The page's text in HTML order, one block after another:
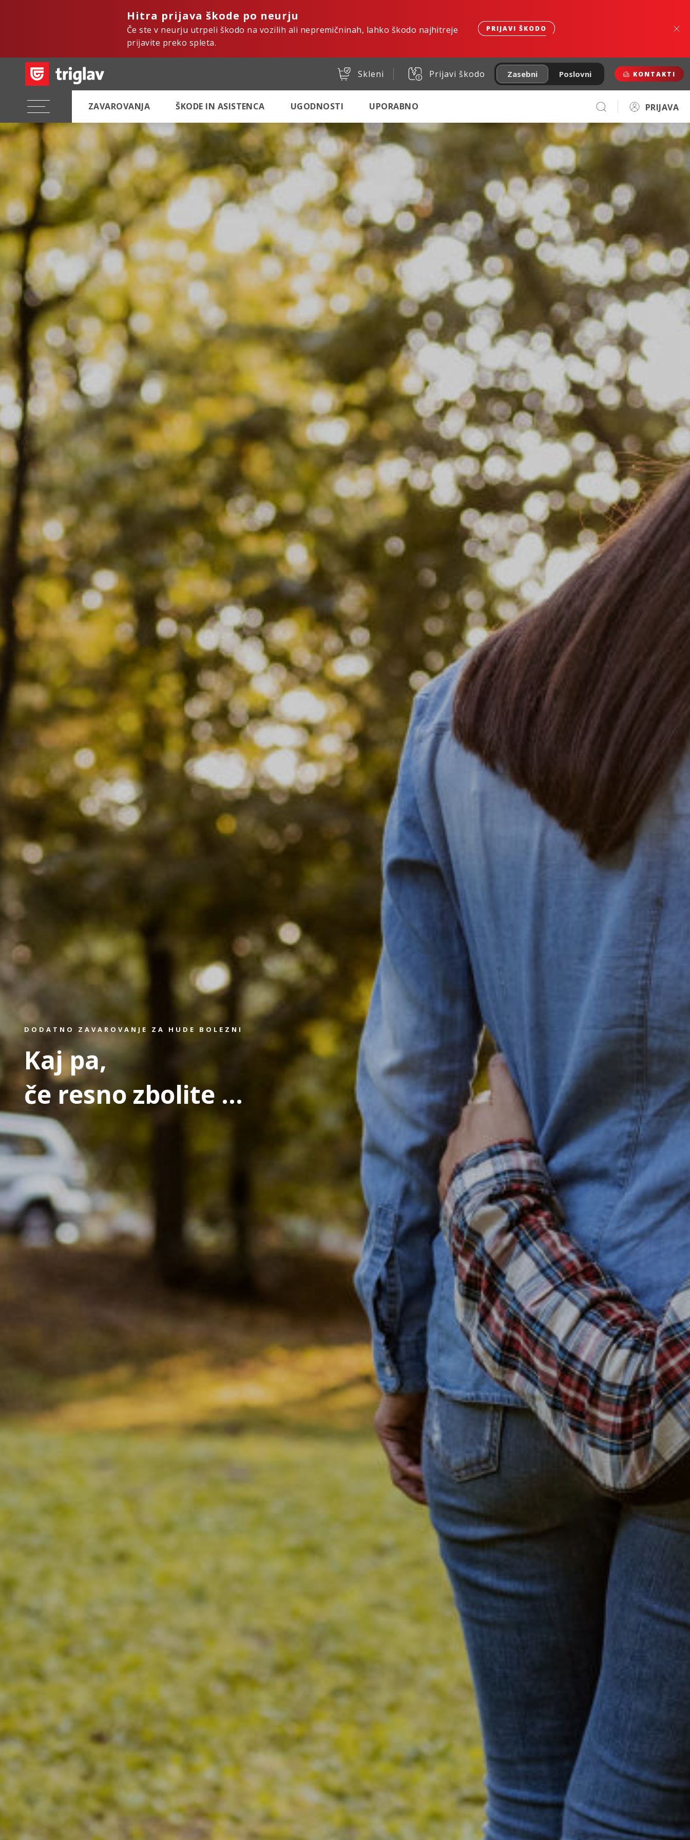
Hitra prijava škode po neurju
Če ste v neurju utrpeli škodo na vozilih ali nepremičninah, lahko škodo najhitreje
prijavite preko spleta.
PRIJAVI ŠKODO
Skleni Prijavi škodo Zasebni Poslovni KONTAKTI
ZAVAROVANJA ŠKODE IN ASISTENCA UGODNOSTI UPORABNO PRIJAVA
DODATNO ZAVAROVANJE ZA HUDE BOLEZNI
Kaj pa,
če resno zbolite ...